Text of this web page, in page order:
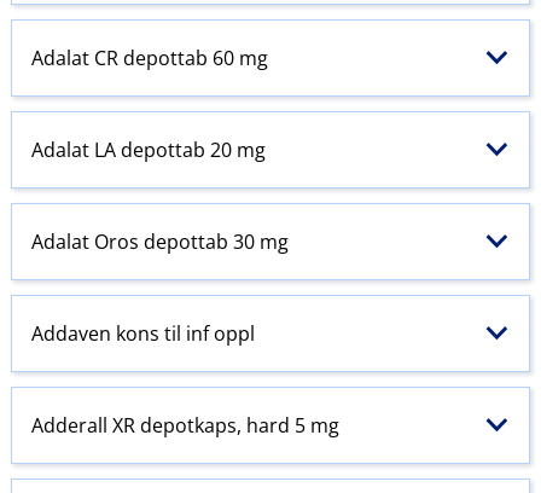
Adalat CR depottab 60 mg
Adalat LA depottab 20 mg
Adalat Oros depottab 30 mg
Addaven kons til inf oppl
Adderall XR depotkaps, hard 5 mg